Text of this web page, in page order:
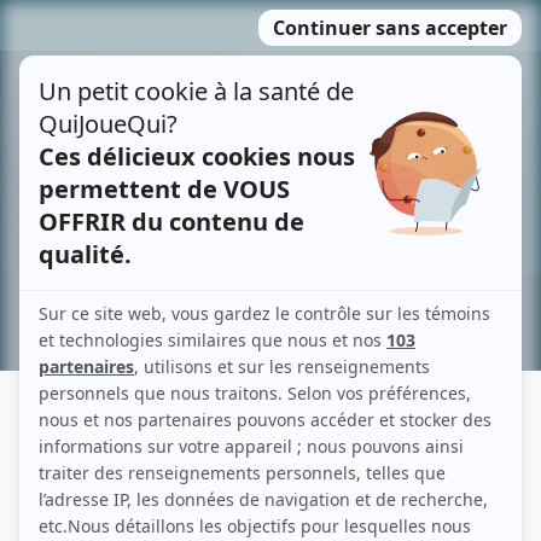
MENU
contenu
Recherche avancée »
VITO DEFILIPPO
Liens
Fiche de Vito DeFilippo sur Showbizz.net